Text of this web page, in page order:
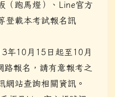
（跑馬燈）、Line官方
登載本考試報名訊
10月15日起至10月
報名，請有意報考之
網站查詢相關資訊。